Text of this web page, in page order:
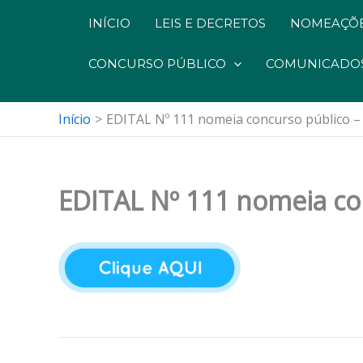
INÍCIO LEIS E DECRETOS
CONCURSO PÚBLICO
Início EDITAL Nº 111 nomeia concurso público –
EDITAL Nº 111 nomeia